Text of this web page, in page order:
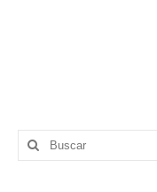
Buscar
por: